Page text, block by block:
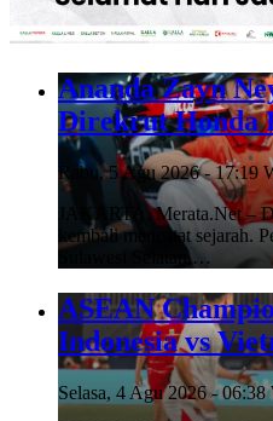
Ananda Zayn
Direkrut Honda
Rabu, 5 Agu 2026 - 17:19
JAKARTA, Merata.Net –
kembali mencatat sejarah.
Sulawesi Selatan,…
ASEAN
Indonesia vs
Selasa, 4 Agu 2026 -